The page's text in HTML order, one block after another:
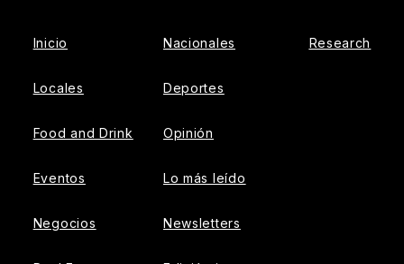
Inicio
Locales
Food and Drink
Eventos
Negocios
Nacionales
Deportes
Opinión
Lo más leído
Newsletters
Research